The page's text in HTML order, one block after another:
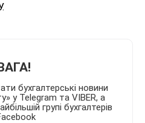
бухгалтерські новини
у Telegram та VIBER, а
групі бухгалтерів